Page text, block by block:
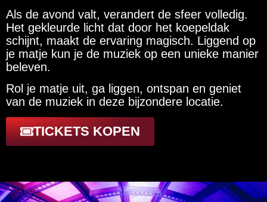
Als de avond valt, verandert de sfeer volledig.
Het gekleurde licht dat door het koepeldak
schijnt, maakt de ervaring magisch. Liggend op
je matje kun je de muziek op een unieke manier
beleven.
Rol je matje uit, ga liggen, ontspan en geniet
van de muziek in deze bijzondere locatie.
TICKETS KOPEN